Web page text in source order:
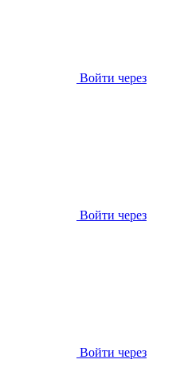
Войти через
Войти через
Войти через